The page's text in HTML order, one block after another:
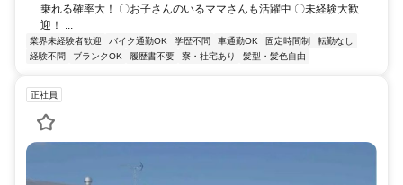
乗れる確率大！ 〇お子さんのいるママさんも活躍中 〇未経験大歓
迎！ ...
業界未経験者歓迎 バイク通勤OK 学歴不問 車通勤OK 固定時間制
転勤なし
経験不問
ブランクOK 履歴書不要 寮・社宅あり 髪型・髪色自由
正社員